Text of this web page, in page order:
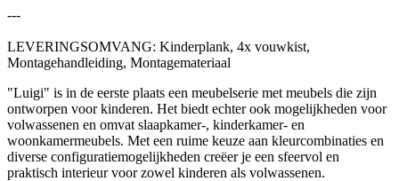
---
LEVERINGSOMVANG: Kinderplank, 4x vouwkist,
Montagehandleiding, Montagemateriaal
"Luigi" is in de eerste plaats een meubelserie met meubels die zijn
ontworpen voor kinderen. Het biedt echter ook mogelijkheden voor
volwassenen en omvat slaapkamer-, kinderkamer- en
woonkamermeubels. Met een ruime keuze aan kleurcombinaties en
diverse configuratiemogelijkheden creëer je een sfeervol en
praktisch interieur voor zowel kinderen als volwassenen.